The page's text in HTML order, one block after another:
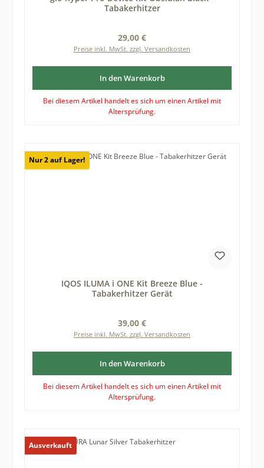
Tabakerhitzer
Regulärer Preis:
29,00 €
Preise inkl. MwSt. zzgl. Versandkosten
In den Warenkorb
Bei diesem Artikel handelt es sich um einen Artikel mit
Altersprüfung.
Nur 2 auf Lager!
IQOS ILUMA i ONE Kit Breeze Blue -
Tabakerhitzer Gerät
Regulärer Preis:
39,00 €
Preise inkl. MwSt. zzgl. Versandkosten
In den Warenkorb
Bei diesem Artikel handelt es sich um einen Artikel mit
Altersprüfung.
Ausverkauft